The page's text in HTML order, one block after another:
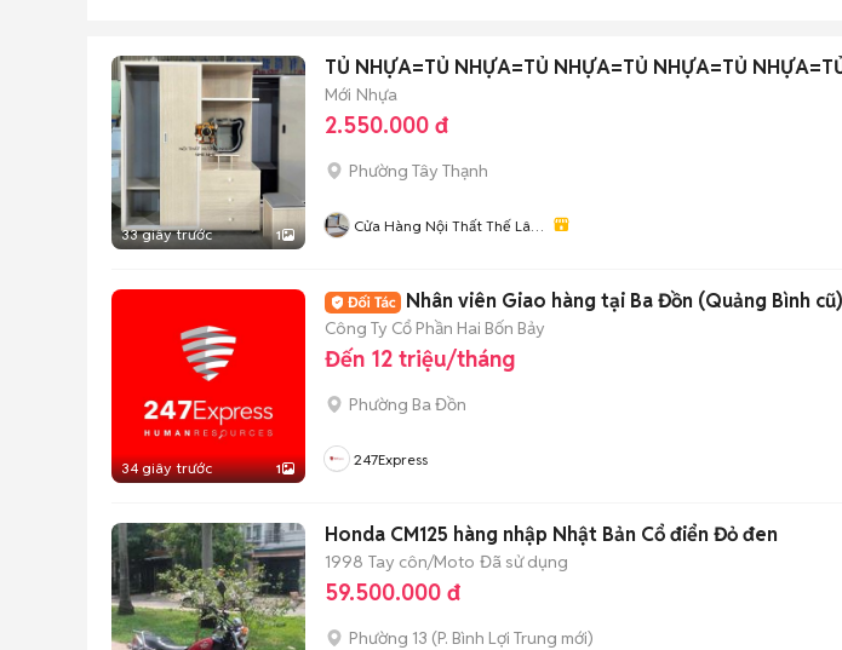
33 giây trước 1
TỦ NHỰA=TỦ NHỰA=TỦ NHỰA=TỦ NHỰA=TỦ
Mới Nhựa
2.550.000 đ
Phường Tây Thạnh
Cửa Hàng Nội Thất Thế Lâm
34 giây trước 1
Nhân viên Giao hàng tại Ba Đồn (Quảng Bình cũ)
Công Ty Cổ Phần Hai Bốn Bảy
Đến 12 triệu/tháng
Phường Ba Đồn
247Express
Honda CM125 hàng nhập Nhật Bản Cổ điển Đỏ đen
1998 Tay côn/Moto Đã sử dụng
59.500.000 đ
Phường 13 (P. Bình Lợi Trung mới)